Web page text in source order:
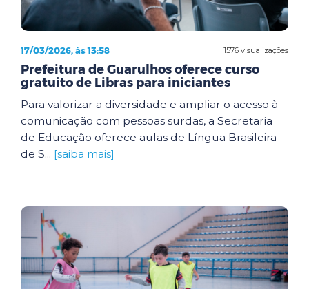
1576 visualizações
17/03/2026, às 13:58
Prefeitura de Guarulhos oferece curso
gratuito de Libras para iniciantes
Para valorizar a diversidade e ampliar o acesso à
comunicação com pessoas surdas, a Secretaria
de Educação oferece aulas de Língua Brasileira
de S... [saiba mais]